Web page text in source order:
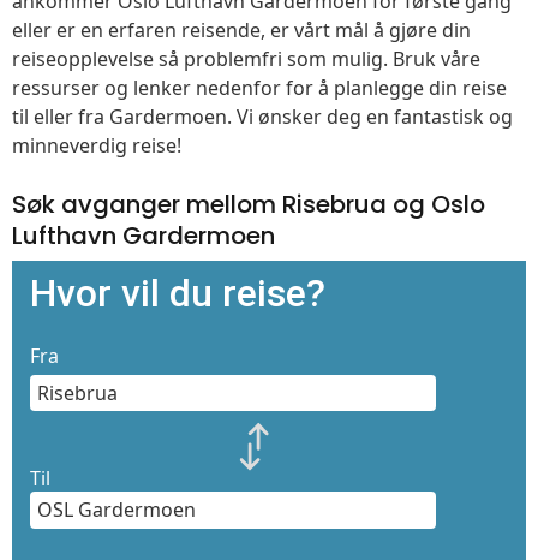
eller er en erfaren reisende, er vårt mål å gjøre din
reiseopplevelse så problemfri som mulig. Bruk våre
ressurser og lenker nedenfor for å planlegge din reise
til eller fra Gardermoen. Vi ønsker deg en fantastisk og
minneverdig reise!
Søk avganger mellom Risebrua og Oslo
Lufthavn Gardermoen
Hvor vil du reise?
Fra
Til